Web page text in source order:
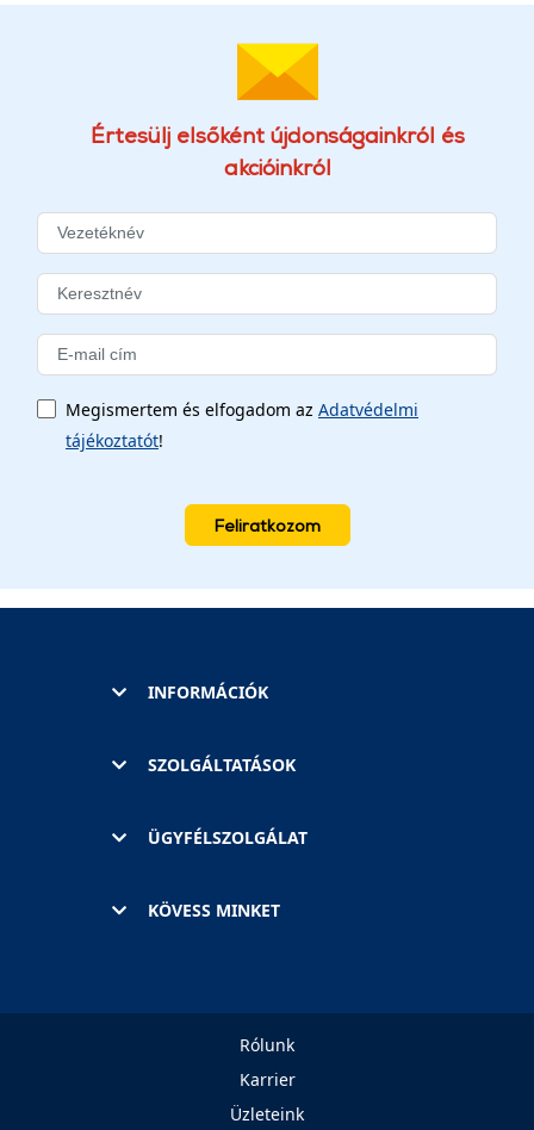
Értesülj elsőként újdonságainkról és
akcióinkról
Megismertem és elfogadom az Adatvédelmi
tájékoztatót!
Feliratkozom
INFORMÁCIÓK
SZOLGÁLTATÁSOK
ÜGYFÉLSZOLGÁLAT
KÖVESS MINKET
Rólunk
Karrier
Üzleteink